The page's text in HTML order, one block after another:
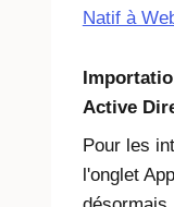
Natif à
Active
Pour les
l'onglet